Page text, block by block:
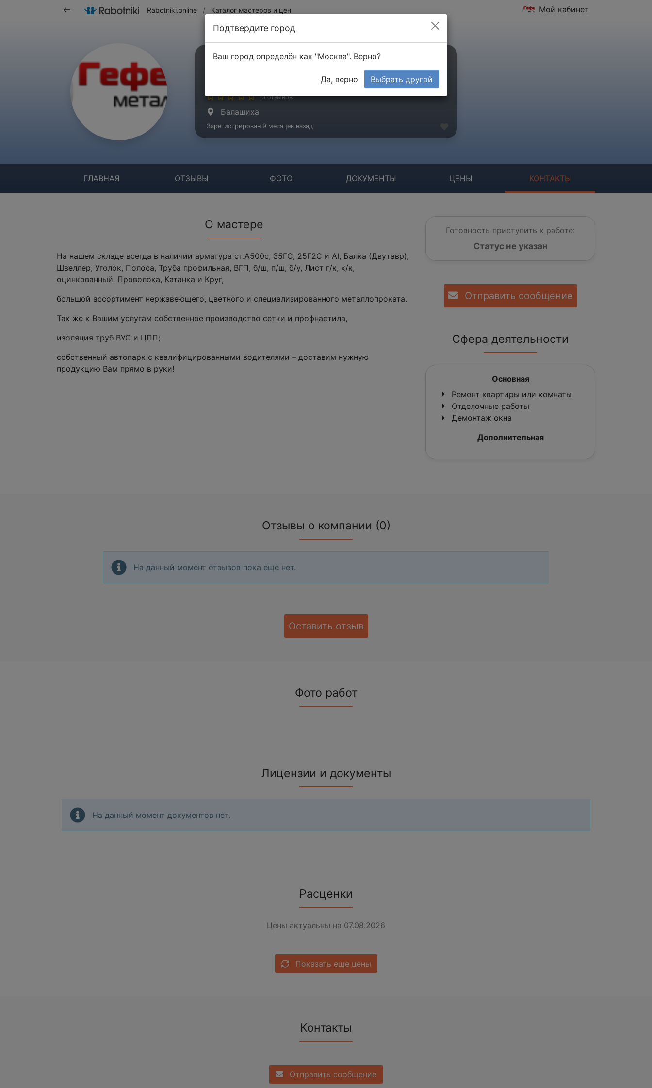
Rabotniki.online / Каталог мастеров и цен Мой кабинет
ООО ТД ГЕФЕСТ
0 отзывов
Балашиха
Зарегистрирован 9 месяцев назад
ГЛАВНАЯ ОТЗЫВЫ ФОТО ДОКУМЕНТЫ ЦЕНЫ КОНТАКТЫ
О мастере
На нашем складе всегда в наличии арматура ст.А500с, 35ГС, 25Г2С и АI, Балка (Двутавр),
Швеллер, Уголок, Полоса, Труба профильная, ВГП, б/ш, п/ш, б/у, Лист г/к, х/к,
оцинкованный, Проволока, Катанка и Круг,
большой ассортимент нержавеющего, цветного и специализированного металлопроката.
Так же к Вашим услугам собственное производство сетки и профнастила,
изоляция труб ВУС и ЦПП;
собственный автопарк с квалифицированными водителями – доставим нужную
продукцию Вам прямо в руки!
Готовность приступить к работе:
Статус не указан
Отправить сообщение
Сфера деятельности
Основная
Ремонт квартиры или комнаты
Отделочные работы
Демонтаж окна
Дополнительная
Отзывы о компании (0)
На данный момент отзывов пока еще нет.
Оставить отзыв
Фото работ
Лицензии и документы
На данный момент документов нет.
Расценки
Цены актуальны на 07.08.2026
Показать еще цены
Контакты
Отправить сообщение
Подтвердите город
Ваш город определён как "Москва". Верно?
Да, верно Выбрать другой